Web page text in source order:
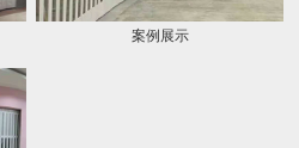
案例展示